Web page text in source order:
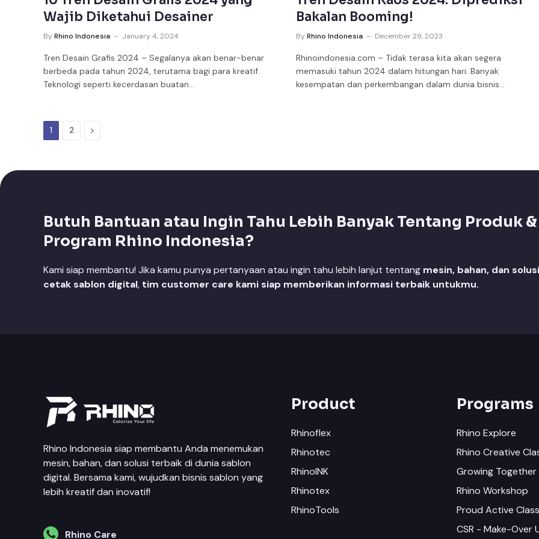
Wajib Diketahui Desainer
ByRhino Indonesia January 4, 2024
Tren Desain Grafis 2024 – Segalanya akan benar-benar
berbeda pada tahun 2024, terutama bagi para kreatif.
Teknologi seperti kecerdasan buatan…
Bakalan Booming!
By Rhino Indonesia December 29, 2023
Rhinoindonesia.com – Tidak terasa kita akan segera
memasuki tahun 2024 dalam hitungan hari. Banyak
kesempatan dan perkembangan dalam dunia bisnis…
1 2 Next
Butuh Bantuan atau Ingin Tahu Lebih Banyak Tentang Produk &
Program Rhino Indonesia?
Kami siap membantu! Jika kamu punya pertanyaan atau ingin tahu lebih lanjut tentang mesin, bahan, dan solusi
cetak sablon digital, tim customer care kami siap memberikan informasi terbaik untukmu.
Rhino Indonesia siap membantu Anda menemukan
mesin, bahan, dan solusi terbaik di dunia sablon
digital. Bersama kami, wujudkan bisnis sablon yang
lebih kreatif dan inovatif!
Rhino Care
Product
Rhinoflex
Rhinotec
RhinoINK
Rhinotex
RhinoTools
Programs
Rhino Explore
Rhino Creative
Growing Together
Rhino Workshop
Proud Active Class
CSR - Make-Over